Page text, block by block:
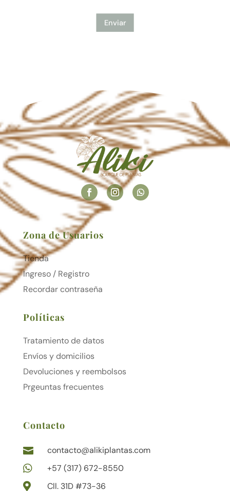
Enviar
Zona de Usuarios
Tienda
Ingreso / Registro
Recordar contraseña
Políticas
Tratamiento de datos
Envíos y domicilios
Devoluciones y reembolsos
Prgeuntas frecuentes
Contacto

contacto@alikiplantas.com

+57 (317) 672-8550

Cll. 31D #73-36